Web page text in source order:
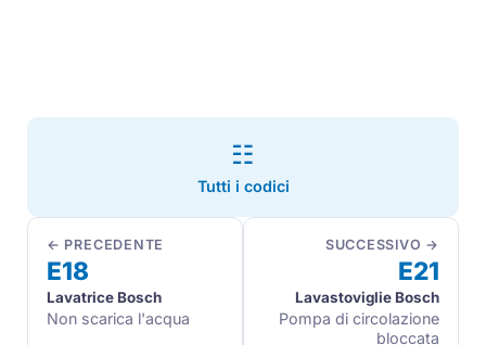
← PRECEDENTE
E18
Lavatrice Bosch
Non scarica l'acqua
☷
Tutti i codici
SUCCESSIVO →
E21
Lavastoviglie Bosch
Pompa di circolazione
bloccata